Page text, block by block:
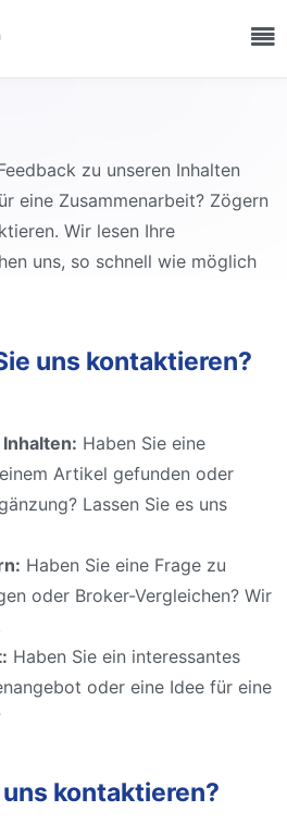
zu unseren Inhalten
eine Zusammenarbeit? Zögern
Wir lesen Ihre
uns, so schnell wie möglich
uns kontaktieren?
Haben Sie eine
Artikel gefunden oder
Lassen Sie es uns
Haben Sie eine Frage zu
oder Broker-Vergleichen? Wir
Haben Sie ein interessantes
oder eine Idee für eine
kontaktieren?